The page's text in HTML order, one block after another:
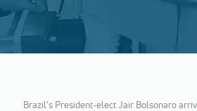
Brazil’s President-elect Jair Bolsonaro